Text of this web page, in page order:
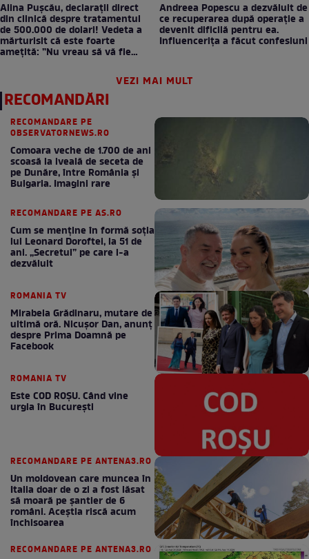
Alina Pușcău, declarații direct
din clinică despre tratamentul
de 500.000 de dolari! Vedeta a
mărturisit că este foarte
amețită: ”Nu vreau să vă fie
Andreea Popescu a dezvăluit de
ce recuperarea după operație a
devenit dificilă pentru ea.
Influencerița a făcut confesiuni
VEZI MAI MULT
RECOMANDĂRI
RECOMANDARE PE
OBSERVATORNEWS.RO
Comoara veche de 1.700 de ani
scoasă la iveală de seceta de
pe Dunăre, între România şi
Bulgaria. Imagini rare
RECOMANDARE PE AS.RO
Cum se menţine în formă soţia
lui Leonard Doroftei, la 51 de
ani. „Secretul” pe care l-a
dezvăluit
ROMANIA TV
Mirabela Grădinaru, mutare de
ultimă oră. Nicuşor Dan, anunţ
despre Prima Doamnă pe
Facebook
ROMANIA TV
Este COD ROŞU. Când vine
urgia în Bucureşti
RECOMANDARE PE ANTENA3.RO
Un moldovean care muncea în
Italia doar de o zi a fost lăsat
să moară pe şantier de 6
români. Aceștia riscă acum
închisoarea
RECOMANDARE PE ANTENA3.RO